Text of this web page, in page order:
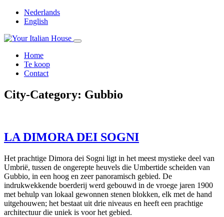
Nederlands
English
Home
Te koop
Contact
City-Category: Gubbio
LA DIMORA DEI SOGNI
Het prachtige Dimora dei Sogni ligt in het meest mystieke deel van
Umbrië, tussen de ongerepte heuvels die Umbertide scheiden van
Gubbio, in een hoog en zeer panoramisch gebied. De
indrukwekkende boerderij werd gebouwd in de vroege jaren 1900
met behulp van lokaal gewonnen stenen blokken, elk met de hand
uitgehouwen; het bestaat uit drie niveaus en heeft een prachtige
architectuur die uniek is voor het gebied.